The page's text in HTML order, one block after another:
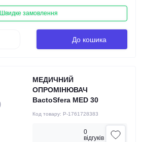
Швидке замовлення
До кошика
МЕДИЧНИЙ
ОПРОМІНЮВАЧ
BactoSfera MED 30
Код товару: P-1761728383
0
вiдгукiв